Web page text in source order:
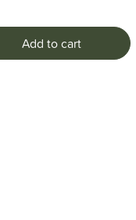
Add to cart